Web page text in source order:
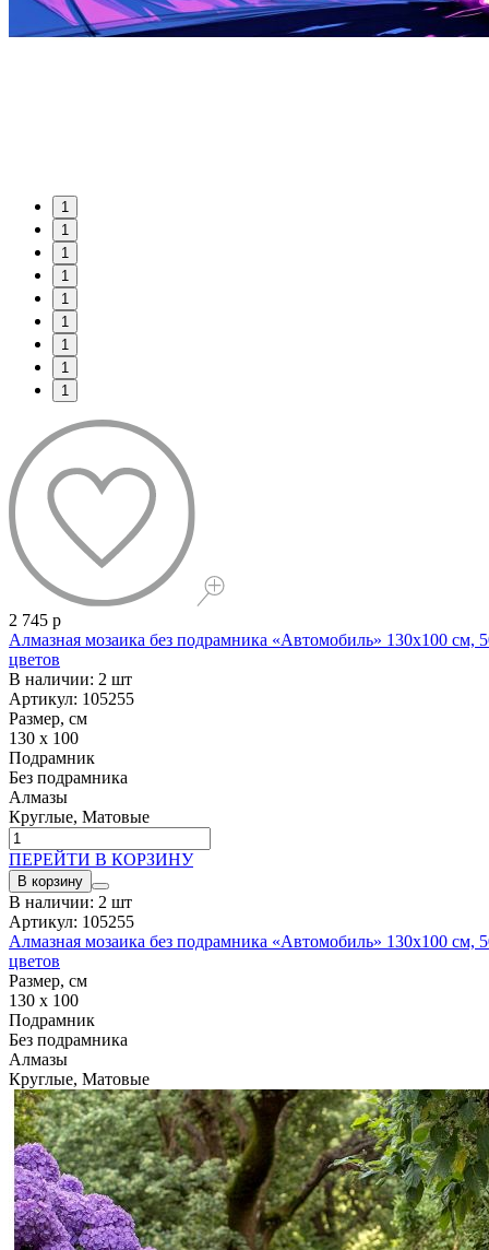
1
1
1
1
1
1
1
1
1
2 745 р
Алмазная мозаика без подрамника «Автомобиль» 130x100 см,
цветов
В наличии: 2 шт
Артикул: 105255
Размер, см
130 x 100
Подрамник
Без подрамника
Алмазы
Круглые, Матовые
ПЕРЕЙТИ В КОРЗИНУ
В корзину
В наличии: 2 шт
Артикул: 105255
Алмазная мозаика без подрамника «Автомобиль» 130x100 см,
цветов
Размер, см
130 x 100
Подрамник
Без подрамника
Алмазы
Круглые, Матовые